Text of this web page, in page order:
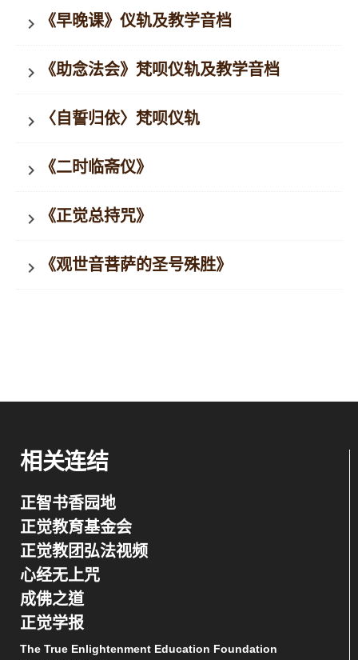
keyboard_arrow_right 《早晚课》仪轨及教学音档
keyboard_arrow_right 《助念法会》梵呗仪轨及教学音档
keyboard_arrow_right 〈自誓归依〉梵呗仪轨
keyboard_arrow_right 《二时临斋仪》
keyboard_arrow_right 《正觉总持咒》
keyboard_arrow_right 《观世音菩萨的圣号殊胜》
相关连结
正智书香园地
正觉教育基金会
正觉教团弘法视频
心经无上咒
成佛之道
正觉学报
The True Enlightenment Education Foundation